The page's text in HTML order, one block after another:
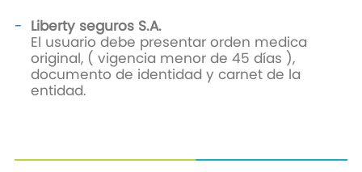
Liberty seguros S.A.
El usuario debe presentar orden medica
original, ( vigencia menor de 45 días ),
documento de identidad y carnet de la
entidad.